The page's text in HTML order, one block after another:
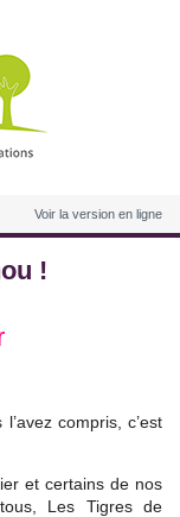
Voir la version en ligne
!
compris, c’est
et certains de nos
Les Tigres de